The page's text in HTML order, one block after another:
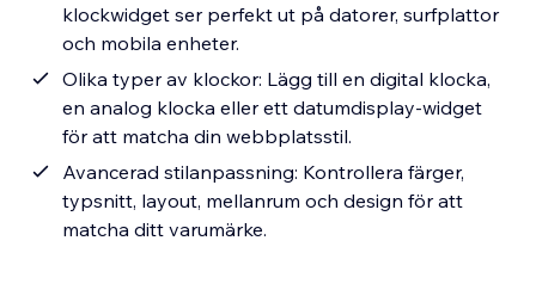
klockwidget ser perfekt ut på datorer, surfplattor
och mobila enheter.
Olika typer av klockor: Lägg till en digital klocka,
en analog klocka eller ett datumdisplay-widget
för att matcha din webbplatsstil.
Avancerad stilanpassning: Kontrollera färger,
typsnitt, layout, mellanrum och design för att
matcha ditt varumärke.